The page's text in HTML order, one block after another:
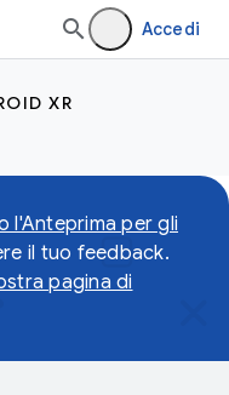
Accedi
XR
l'Anteprima per gli
il tuo feedback.
pagina di